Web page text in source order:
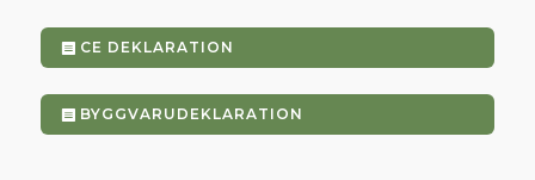
CE DEKLARATION
BYGGVARUDEKLARATION